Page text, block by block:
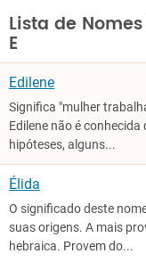
Lista de
E
Edilene
Significa "mulher
Edilene não é
hipóteses, alguns...
Élida
O significado deste
suas origens. A mais
hebraica. Provem do...